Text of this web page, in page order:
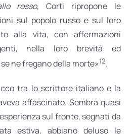
rosso, Corti ripropone le
sul popolo russo e sul loro
alla vita, con affermazioni
nella loro brevità ed
ne fregano della morte»12.
tra lo scrittore italiano e la
affascinato. Sembra quasi
sul fronte, segnati da
estiva, abbiano deluso le